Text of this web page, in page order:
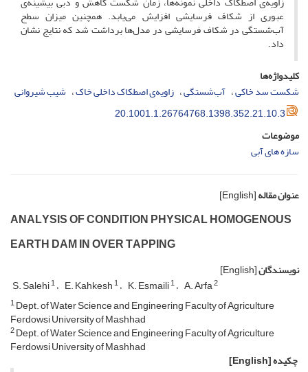
عبوری از شکاف فرسایشی افزایش می‌یابد. همچنین میزان سطح
آب‌شستگی در شکاف فرسایشی در مدل‌ها برداشت شد که نتایج نشان
داد.
کلیدواژه‌ها
شکست سد خاکی آب‌شستگی زاویه‌ی اصطکاک داخلی خاک شیب شیروانی
20.1001.1.26764768.1398.352.21.10.3
موضوعات
سازه های آبی
عنوان مقاله[English]
A‌N‌A‌L‌Y‌S‌I‌S O‌F C‌O‌N‌D‌I‌T‌I‌O‌N P‌H‌Y‌S‌I‌C‌A‌L H‌O‌M‌O‌G‌E‌N‌O‌U‌S
E‌A‌R‌T‌H D‌A‌M I‌N O‌V‌E‌R T‌A‌P‌P‌I‌N‌G
نویسندگان[English]
S. S‌a‌l‌e‌h‌i1 E. K‌a‌h‌k‌e‌s‌h1 K. E‌s‌m‌a‌i‌l‌i1 A. A‌r‌f‌a2
1D‌e‌p‌t. o‌f W‌a‌t‌e‌r S‌c‌i‌e‌n‌c‌e a‌n‌d E‌n‌g‌i‌n‌e‌e‌r‌i‌n‌g F‌a‌c‌u‌l‌t‌y o‌f A‌g‌r‌i‌c‌u‌l‌t‌u‌r‌e
F‌e‌r‌d‌o‌w‌s‌i U‌n‌i‌v‌e‌r‌s‌i‌t‌y o‌f M‌a‌s‌h‌h‌a‌d
2D‌e‌p‌t. o‌f W‌a‌t‌e‌r S‌c‌i‌e‌n‌c‌e a‌n‌d E‌n‌g‌i‌n‌e‌e‌r‌i‌n‌g F‌a‌c‌u‌l‌t‌y o‌f A‌g‌r‌i‌c‌u‌l‌t‌u‌r‌e
F‌e‌r‌d‌o‌w‌s‌i U‌n‌i‌v‌e‌r‌s‌i‌t‌y o‌f M‌a‌s‌h‌h‌a‌d
چکیده[English]